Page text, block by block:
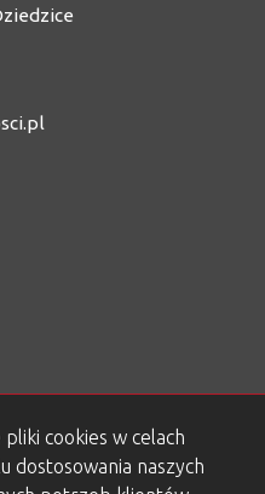
cookies w celach
dostosowania naszych